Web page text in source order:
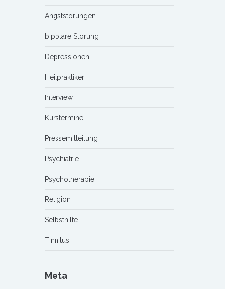
Angststörungen
bipolare Störung
Depressionen
Heilpraktiker
Interview
Kurstermine
Pressemitteilung
Psychiatrie
Psychotherapie
Religion
Selbsthilfe
Tinnitus
Meta